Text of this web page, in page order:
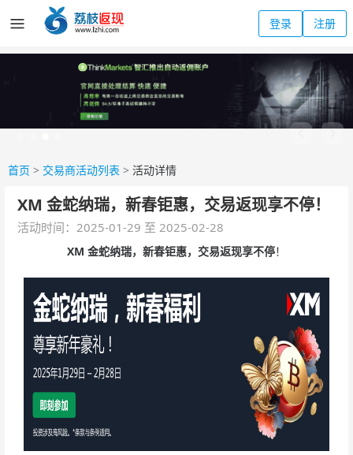
登录 注册
首页 > 交易商活动列表 > 活动详情
XM 金蛇纳瑞，新春钜惠，交易返现享不停！
活动时间：2025-01-29 至 2025-02-28
XM 金蛇纳瑞， 新春钜惠，交易返现享不停！